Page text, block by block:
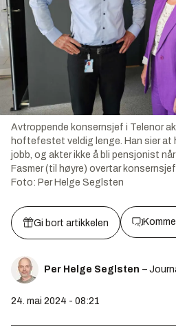
Avtroppende konsernsjef i Telenor
hoftefestet veldig lenge. Han sier at
jobb, og akter ikke å bli pensjonist
Fasmer (til høyre) overtar
Foto: Per Helge Seglsten
Gi bort artikkelen
Per Helge Seglsten –
24. mai 2024 - 08:21